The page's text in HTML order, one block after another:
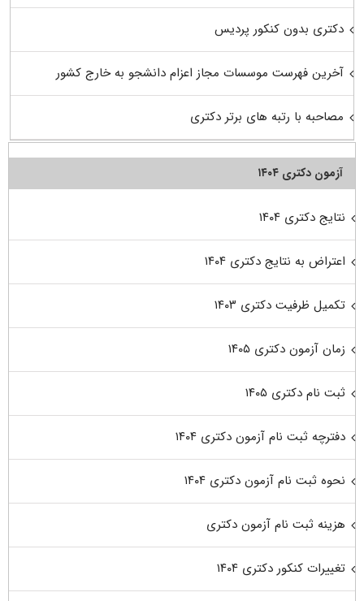
دکتری بدون کنکور پردیس
آخرین فهرست موسسات مجاز اعزام دانشجو به خارج کشور
مصاحبه با رتبه های برتر دکتری
آزمون دکتری ۱۴۰۴
نتایج دکتری ۱۴۰۴
اعتراض به نتایج دکتری ۱۴۰۴
تکمیل ظرفیت دکتری ۱۴۰۳
زمان آزمون دکتری ۱۴۰۵
ثبت نام دکتری ۱۴۰۵
دفترچه ثبت نام آزمون دکتری ۱۴۰۴
نحوه ثبت نام آزمون دکتری ۱۴۰۴
هزینه ثبت نام آزمون دکتری
تغییرات کنکور دکتری ۱۴۰۴